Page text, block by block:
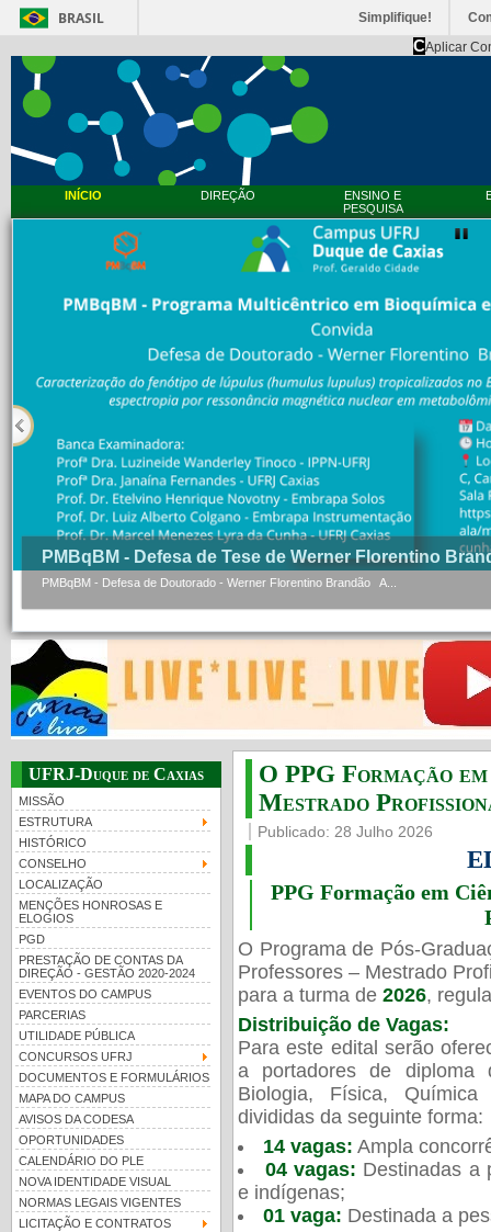
BRASIL Simplifique!
CAplicar
INÍCIO DIREÇÃO
ENSINO E
PESQUISA
PMBqBM - Defesa de Tese de Werner Florentino
PMBqBM - Defesa de Doutorado - Werner Florentino Brandão A...
UFRJ-Duque de Caxias
MISSÃO
ESTRUTURA
HISTÓRICO
CONSELHO
LOCALIZAÇÃO
MENÇÕES HONROSAS E
ELOGIOS
PGD
PRESTAÇÃO DE CONTAS DA
DIREÇÃO - GESTÃO 2020-2024
EVENTOS DO CAMPUS
PARCERIAS
UTILIDADE PÚBLICA
CONCURSOS UFRJ
DOCUMENTOS E FORMULÁRIOS
MAPA DO CAMPUS
AVISOS DA CODESA
OPORTUNIDADES
CALENDÁRIO DO PLE
NOVA IDENTIDADE VISUAL
NORMAS LEGAIS VIGENTES
LICITAÇÃO E CONTRATOS
O PPG Formação
Mestrado
Publicado: 28 Julho 2026
PPG Formação em
O Programa de Pós-
Professores – Mestrado
para a turma de 2026,
Distribuição de Vagas:
Para este edital serão
a portadores de diploma
Biologia, Física,
divididas da seguinte forma:
14 vagas: Ampla
04 vagas: Destinadas a
e indígenas;
01 vaga: Destinada a
UFRJ 100 anos